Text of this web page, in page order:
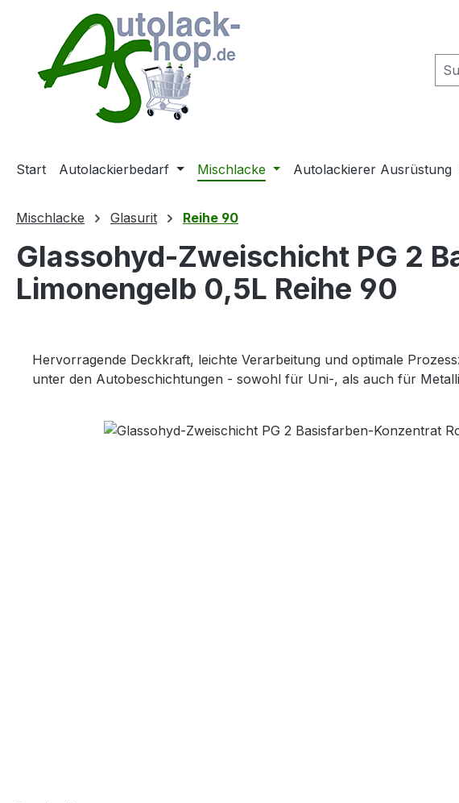
Hauptinhalt springen
Zur Suche springen
Zur Hauptnavigation springen
Start Autolackierbedarf Mischlacke Autolackierer Ausrüstung
Mischlacke Glasurit Reihe 90
Glassohyd-Zweischicht PG 2
Limonengelb 0,5L Reihe 90
Hervorragende Deckkraft, leichte Verarbeitung und optimale
unter den Autobeschichtungen - sowohl für Uni-, als auch für
Bildergalerie überspringen